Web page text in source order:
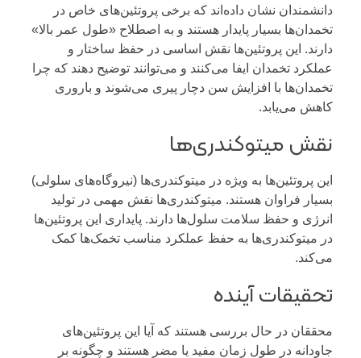
دانشمندان نشان داده‌اند که برخی پروتئین‌های خاص در
تخمدان‌ها بسیار پایدار هستند و به اصطلاح «طول عمر بالا»
دارند. این پروتئین‌ها نقش اساسی در حفظ ساختار و
عملکرد تخمدان ایفا می‌کنند و می‌توانند توضیح دهند که چرا
تخمدان‌ها با افزایش سن دچار پیری می‌شوند و باروری
کاهش می‌یابد.
نقش میتوکندری‌ها
این پروتئین‌ها به ویژه در میتوکندری‌ها (نیروگاه‌های سلولی)
بسیار فراوان هستند. میتوکندری‌ها نقش مهمی در تولید
انرژی و حفظ سلامت سلول‌ها دارند. پایداری این پروتئین‌ها
در میتوکندری‌ها به حفظ عملکرد مناسب تخمک‌ها کمک
می‌کند.
تحقیقات آینده
محققان در حال بررسی هستند که آیا این پروتئین‌های
جاودانه در طول زمان مفید یا مضر هستند و چگونه بر